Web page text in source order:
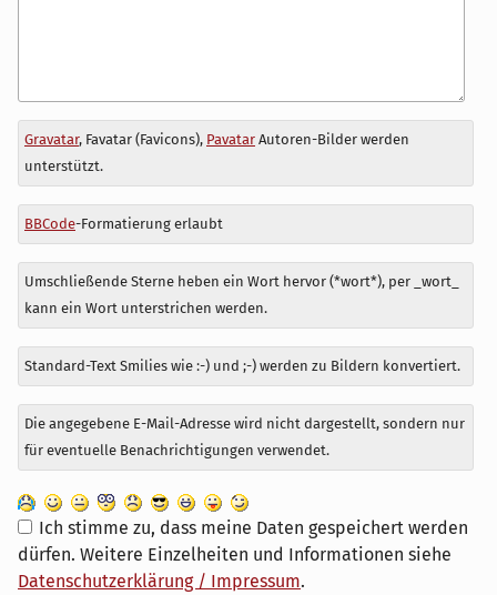
Antwort
zu
Gravatar, Favatar (Favicons), PavatarAutoren-Bilder werden
unterstützt.
BBCode-Formatierung erlaubt
Umschließende Sterne heben ein Wort hervor (*wort*), per _wort_
kann ein Wort unterstrichen werden.
Standard-Text Smilies wie :-) und ;-) werden zu Bildern konvertiert.
Die angegebene E-Mail-Adresse wird nicht dargestellt, sondern nur
für eventuelle Benachrichtigungen verwendet.
Ich stimme zu, dass meine Daten gespeichert werden
dürfen. Weitere Einzelheiten und Informationen siehe
Datenschutzerklärung / Impressum.